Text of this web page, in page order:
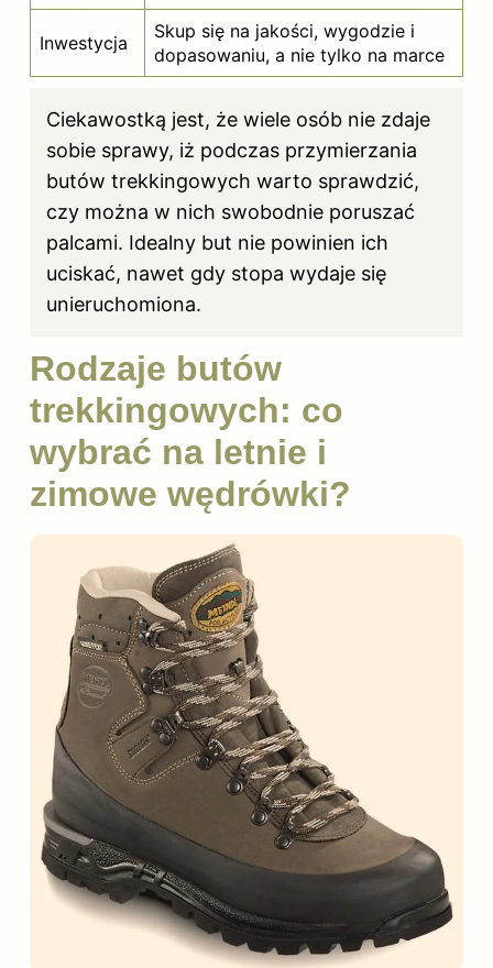
Inwestycja
Skup się na jakości, wygodzie i
dopasowaniu, a nie tylko na marce
Ciekawostką jest, że wiele osób nie zdaje
sobie sprawy, iż podczas przymierzania
butów trekkingowych warto sprawdzić,
czy można w nich swobodnie poruszać
palcami. Idealny but nie powinien ich
uciskać, nawet gdy stopa wydaje się
unieruchomiona.
Rodzaje butów
trekkingowych: co
wybrać na letnie i
zimowe wędrówki?